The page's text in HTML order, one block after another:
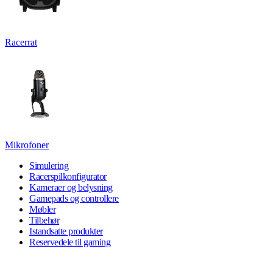
Racerrat
Mikrofoner
Simulering
Racerspilkonfigurator
Kameraer og belysning
Gamepads og controllere
Møbler
Tilbehør
Istandsatte produkter
Reservedele til gaming